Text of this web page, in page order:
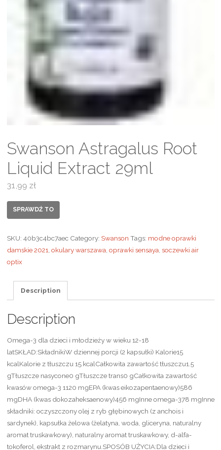
Swanson Astragalus Root
Liquid Extract 29ml
31,99 zł
SPRAWDŹ TO
SKU: 40b3c4bc7aec Category: Swanson Tags: modne oprawki
damskie 2021 okulary warszawa oprawki sensaya soczewki air
optix
Description
Description
Omega-3 dla dzieci i młodzieży w wieku 12-18
latSKŁAD:SkładnikiW dziennej porcji (2 kapsułki) Kalorie15
kcalKalorie z tłuszczu 15 kcalCałkowita zawartość tłuszczu1.5
gTłuszcze nasycone0 gTłuszcze trans0 gCałkowita zawartość
kwasów omega-3 1120 mgEPA (kwas eikozapentaenowy)586
mgDHA (kwas dokozaheksaenowy)456 mgInne omega-378 mgInne
składniki: oczyszczony olej z ryb głębinowych (z anchois i
sardynek), kapsułka żelowa (żelatyna, woda, gliceryna, naturalny
aromat truskawkowy), naturalny aromat truskawkowy, d-alfa-
tokoferol, ekstrakt z rozmarynu.SPOSÓB UŻYCIA:Dla dzieci i